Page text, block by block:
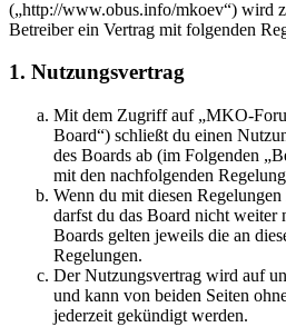
(„http://www.obus.info/mkoev“) wird
Betreiber ein Vertrag mit folgenden
1. Nutzungsvertrag
Mit dem Zugriff auf „MKO-
Board“) schließt du einen
des Boards ab (im Folgenden
mit den nachfolgenden
Wenn du mit diesen
darfst du das Board nicht weiter
Boards gelten jeweils die an
Regelungen.
Der Nutzungsvertrag wird auf
und kann von beiden Seiten
jederzeit gekündigt werden.